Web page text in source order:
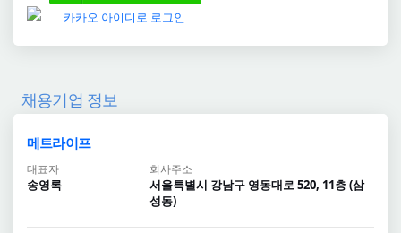
채용기업 정보
메트라이프
대표자
송영록
회사주소
서울특별시 강남구 영동대로 520, 11층 (삼
성동)